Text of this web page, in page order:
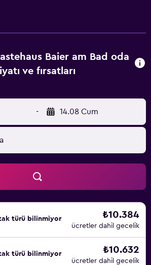
Tegernsee Gölü'nü tekneyle
Baier am Bad oda
ve fırsatları
- 14.08 Cum
türü bilinmiyor ₺10.384
ücretler dahil gecelik
türü bilinmiyor ₺10.632
ücretler dahil gecelik